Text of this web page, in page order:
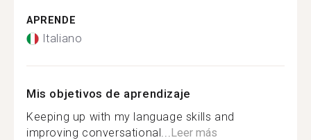
APRENDE
Italiano
Mis objetivos de aprendizaje
Keeping up with my language skills and
improving conversational...Leer más